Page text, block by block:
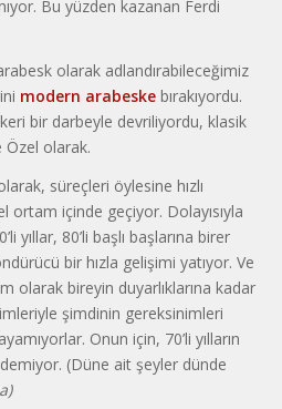
Bu yüzden kazanan Ferdi
olarak adlandırabileceğimiz
modern ara­beske bırakıyordu.
bir dar­beyle devriliyordu, klasik
Özel olarak.
süreçleri öylesine hızlı
ortam içinde geçiyor. Do­layısıyla
yıllar, 80’li başlı başlarına birer
bir hızla gelişimi yatıyor. Ve
olarak bireyin duyarlıklarına kadar
şimdinin gereksinimleri
Onun için, 70’li yılların
(Düne ait şeyler dünde